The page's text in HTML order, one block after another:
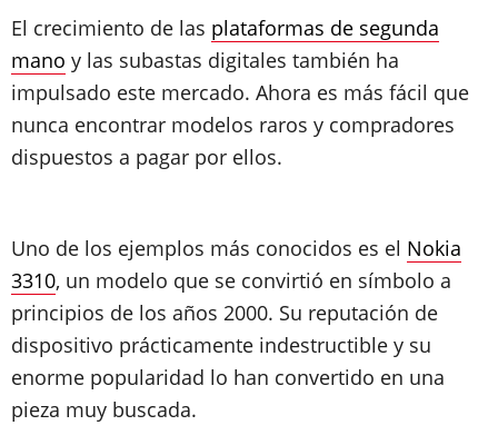
El crecimiento de las plataformas de segunda
mano y las subastas digitales también ha
impulsado este mercado. Ahora es más fácil que
nunca encontrar modelos raros y compradores
dispuestos a pagar por ellos.
Uno de los ejemplos más conocidos es el Nokia
3310, un modelo que se convirtió en símbolo a
principios de los años 2000. Su reputación de
dispositivo prácticamente indestructible y su
enorme popularidad lo han convertido en una
pieza muy buscada.